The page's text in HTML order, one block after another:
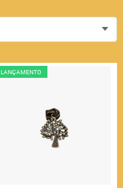
LANÇAMENTO